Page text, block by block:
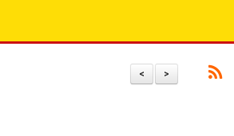
>
<